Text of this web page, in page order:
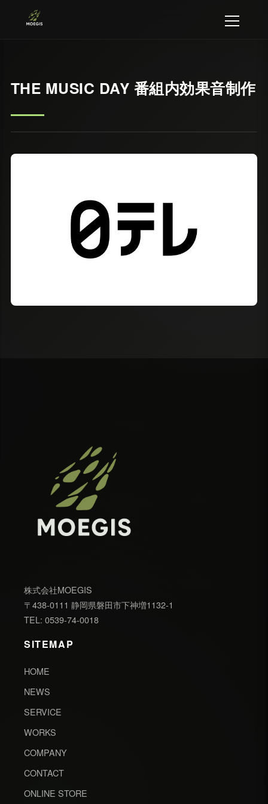
THE MUSIC DAY 番組内効果音制作
株式会社MOEGIS
〒438-0111 静岡県磐田市下神増1132-1
TEL: 0539-74-0018
SITEMAP
HOME
NEWS
SERVICE
WORKS
COMPANY
CONTACT
ONLINE STORE